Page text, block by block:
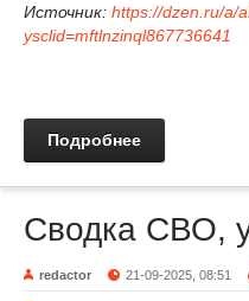
Источник: https://dzen.ru/a/
ysclid=mftlnzinql867736641
Подробнее
Сводка СВО,
redactor 21-09-2025, 08:51